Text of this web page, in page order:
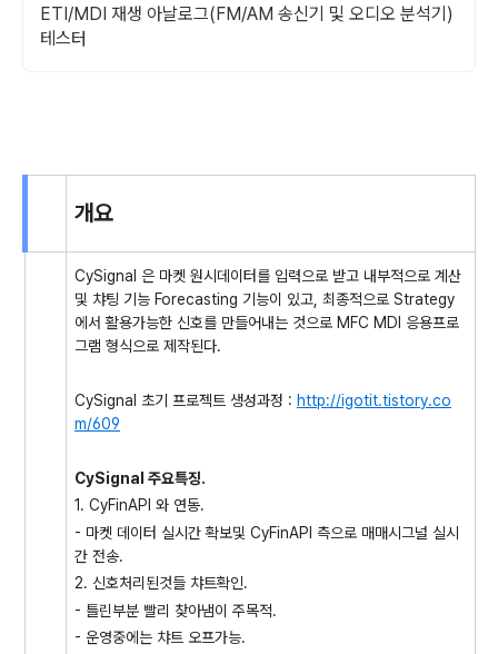
ETI/MDI 재생 아날로그(FM/AM 송신기 및 오디오 분석기)
테스터
개요
CySignal 은 마켓 원시데이터를 입력으로 받고 내부적으로 계산
및 챠팅 기능 Forecasting 기능이 있고, 최종적으로 Strategy
에서 활용가능한 신호를 만들어내는 것으로 MFC MDI 응용프로
그램 형식으로 제작된다.
CySignal 초기 프로젝트 생성과정 : http://igotit.tistory.co
m/609
CySignal 주요특징.
1. CyFinAPI 와 연동.
- 마켓 데이터 실시간 확보및 CyFinAPI 측으로 매매시그널 실시
간 전송.
2. 신호처리된것들 챠트확인.
- 틀린부분 빨리 찾아냄이 주목적.
- 운영중에는 챠트 오프가능.